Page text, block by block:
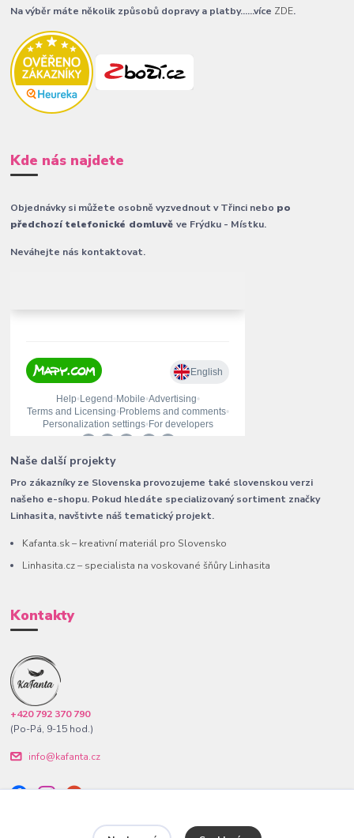
Na výběr máte několik způsobů dopravy a platby......více ZDE.
Kde nás najdete
Objednávky si můžete osobně vyzvednout v Třinci nebo po
předchozí telefonické domluvěve Frýdku - Místku.
Neváhejte nás kontaktovat.
Naše další projekty
Pro zákazníky ze Slovenska provozujeme také slovenskou verzi
našeho e-shopu. Pokud hledáte specializovaný sortiment značky
Linhasita, navštivte náš tematický projekt.
Kafanta.sk – kreativní materiál pro Slovensko
Linhasita.cz – specialista na voskované šňůry Linhasita
Kontakty
+420 792 370 790
(Po-Pá, 9-15 hod.)
info@kafanta.cz